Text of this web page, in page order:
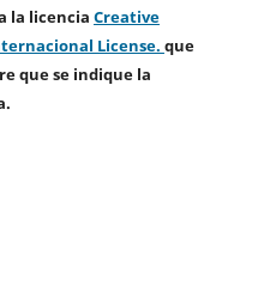
la licencia Creative
License. que
que se indique la